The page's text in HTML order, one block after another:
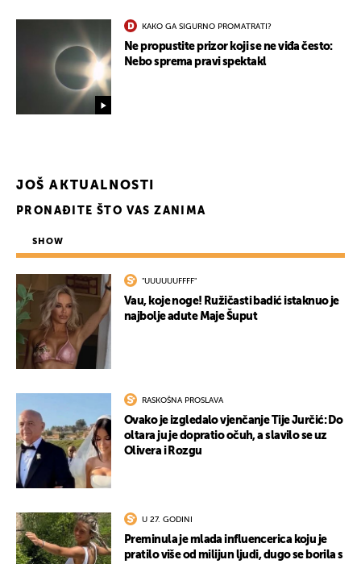
KAKO GA SIGURNO PROMATRATI?
Ne propustite prizor koji se ne viđa često:
Nebo sprema pravi spektakl
JOŠ AKTUALNOSTI
PRONAĐITE ŠTO VAS ZANIMA
SHOW
"UUUUUUFFFF"
Vau, koje noge! Ružičasti badić istaknuo je
najbolje adute Maje Šuput
RASKOŠNA PROSLAVA
Ovako je izgledalo vjenčanje Tije Jurčić: Do
oltara ju je dopratio očuh, a slavilo se uz
Olivera i Rozgu
U 27. GODINI
Preminula je mlada influencerica koju je
pratilo više od milijun ljudi, dugo se borila s